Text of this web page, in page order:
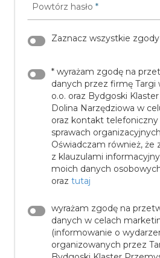
Powtórz hasło *
Zaznacz wszystkie zgody
* wyrażam zgodę na
danych przez firmę Targi
o.o. oraz Bydgoski
Dolina Narzędziowa w
oraz kontakt
sprawach
Oświadczam również, że
z klauzulami
moich danych
oraz tutaj
wyrażam zgodę na
danych w celach
(informowanie o
organizowanych przez